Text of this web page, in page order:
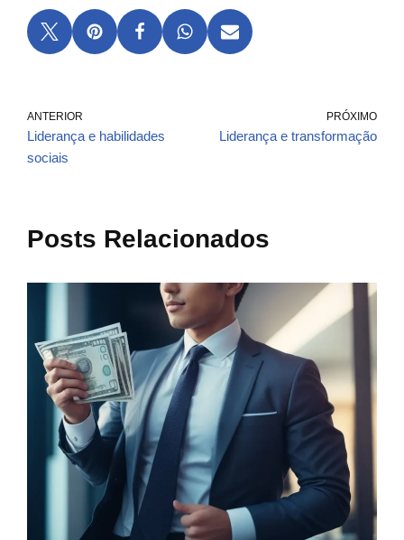
ANTERIOR
Liderança e habilidades
sociais
PRÓXIMO
Liderança e transformação
Posts Relacionados